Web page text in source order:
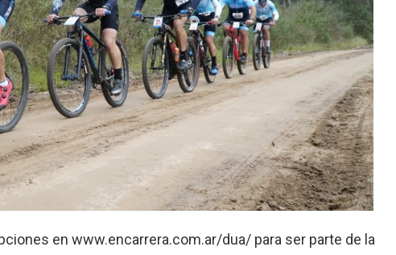
en www.encarrera.com.ar/dua/ para ser parte de la